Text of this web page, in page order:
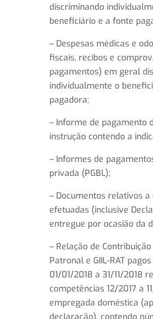
discriminando
beneficiário e a fonte
– Despesas médicas e
fiscais, recibos e
pagamentos) em geral
individualmente o
pagadora;
– Informe de pagamento
instrução contendo a
– Informes de
privada (PGBL);
– Documentos relativos a
efetuadas (inclusive
entregue por ocasião da
– Relação de
Patronal e GIIL-RAT
01/01/2018 a 31/11/2018
competências 12/2017 a
empregada doméstica
declaração), contendo